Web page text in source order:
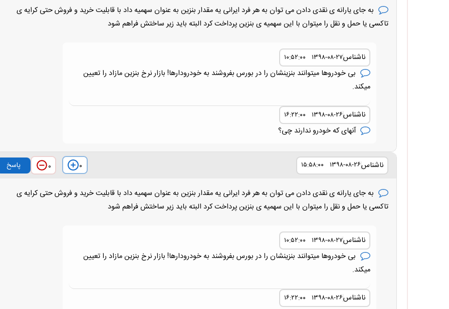
به جای یارانه ی نقدی دادن می توان به هر فرد ایرانی یه مقدار بنزین به عنوان سهمیه داد با قابلیت خرید و فروش حتی کرایه ی
تاکسی یا حمل و نقل را میتوان با این سهمیه ی بنزین پرداخت کرد البته باید زیر ساختش فراهم شود
ناشناس۱۳۹۸-۰۸-۲۷ ۱۰:۵۲:۰۰
بی خودروها میتوانند بنزینشان را در بورس بفروشند به خودرودارها! بازار نرخ بنزین مازاد را تعیین
میکند.
ناشناس۱۳۹۸-۰۸-۲۶ ۱۶:۲۲:۰۰
آنهای که خودرو ندارند چی؟
ناشناس۱۳۹۸-۰۸-۲۶ ۱۵:۵۸:۰۰ ۰ ۰ پاسخ
به جای یارانه ی نقدی دادن می توان به هر فرد ایرانی یه مقدار بنزین به عنوان سهمیه داد با قابلیت خرید و فروش حتی کرایه ی
تاکسی یا حمل و نقل را میتوان با این سهمیه ی بنزین پرداخت کرد البته باید زیر ساختش فراهم شود
ناشناس۱۳۹۸-۰۸-۲۷ ۱۰:۵۲:۰۰
بی خودروها میتوانند بنزینشان را در بورس بفروشند به خودرودارها! بازار نرخ بنزین مازاد را تعیین
میکند.
ناشناس۱۳۹۸-۰۸-۲۶ ۱۶:۲۲:۰۰